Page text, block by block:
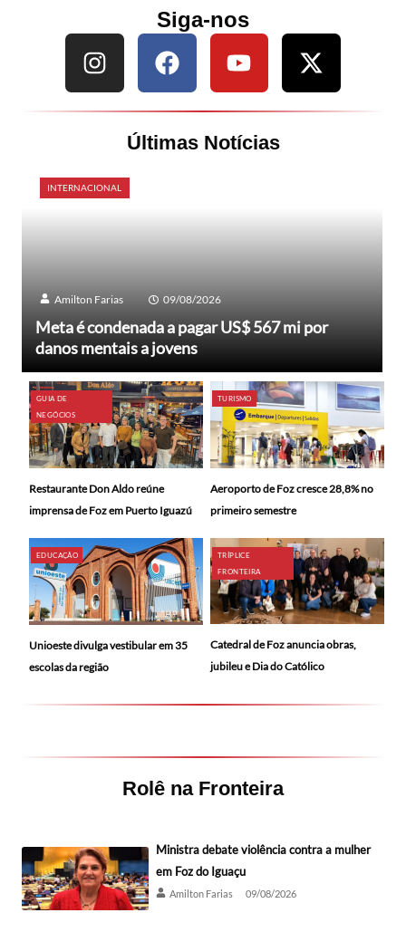
Siga-nos
Últimas Notícias
INTERNACIONAL
Amilton Farias 09/08/2026
Meta é condenada a pagar US$ 567 mi por
danos mentais a jovens
GUIA DE
NEGÓCIOS
Restaurante Don Aldo reúne
imprensa de Foz em Puerto Iguazú
TURISMO
Aeroporto de Foz cresce 28,8% no
primeiro semestre
EDUCAÇÃO
Unioeste divulga vestibular em 35
escolas da região
TRÍPLICE
FRONTEIRA
Catedral de Foz anuncia obras,
jubileu e Dia do Católico
Rolê na Fronteira
Ministra debate violência contra a mulher
em Foz do Iguaçu
Amilton Farias 09/08/2026